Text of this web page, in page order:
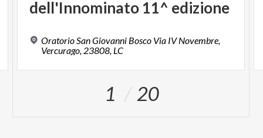
dell'Innominato 11^ edizione
Oratorio San Giovanni Bosco Via IV Novembre,
Vercurago, 23808, LC
1 20